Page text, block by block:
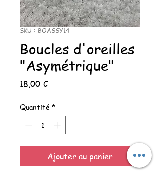
SKU : BOASSY14
Boucles d'oreilles
"Asymétrique"
18,00 €Prix
Quantité *
Ajouter au panier